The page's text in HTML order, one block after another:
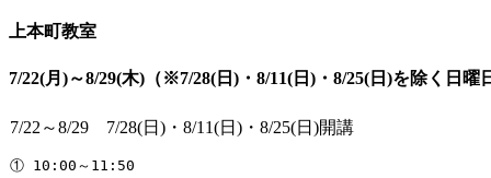
上本町教室
7/22(月)～8/29(木)（※7/28(日)・8/11(日)・8/25(日)を除く日曜
7/22～8/29 7/28(日)・8/11(日)・8/25(日)開講